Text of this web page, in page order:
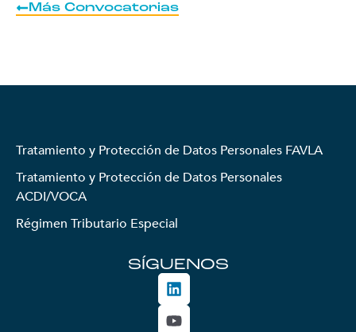
Más Convocatorias
Tratamiento y Protección de Datos Personales FAVLA
Tratamiento y Protección de Datos Personales
ACDI/VOCA
Régimen Tributario Especial
SÍGUENOS